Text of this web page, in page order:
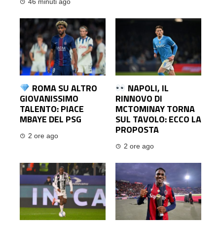
46 minuti ago
ROMA SU ALTRO
GIOVANISSIMO
TALENTO: PIACE
MBAYE DEL PSG
2 ore ago
NAPOLI, IL
RINNOVO DI
MCTOMINAY TORNA
SUL TAVOLO: ECCO LA
PROPOSTA
2 ore ago